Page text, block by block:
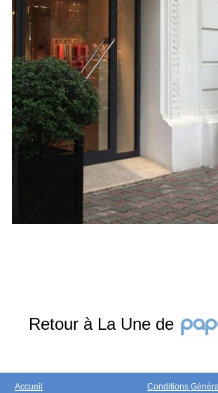
Retour à La Une de
Accueil Conditions